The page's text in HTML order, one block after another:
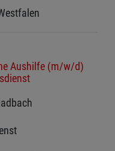
Aushilfe (m/w/d)